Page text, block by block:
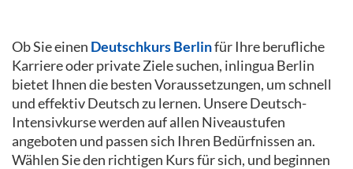
Ob Sie einen Deutschkurs Berlinfür Ihre berufliche
Karriere oder private Ziele suchen, inlingua Berlin
bietet Ihnen die besten Voraussetzungen, um schnell
und effektiv Deutsch zu lernen. Unsere Deutsch-
Intensivkurse werden auf allen Niveaustufen
angeboten und passen sich Ihren Bedürfnissen an.
Wählen Sie den richtigen Kurs für sich, und beginnen